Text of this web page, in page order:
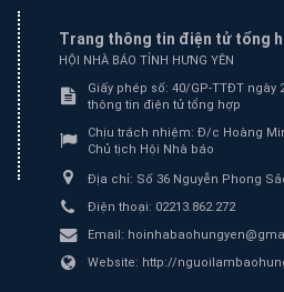
Trang thông tin điện tử tổng
HỘI NHÀ BÁO TỈNH HƯNG YÊN
Giấy phép số: 40/GP-TTĐT
thông tin điện tử tổng hợp
Chịu trách nhiệm: Đ/c Hoàng
Chủ tịch Hội Nhà báo
Địa chỉ: Số 36 Nguyễn Phong
Điện thoại: 02213.862.272
Email:
Website: http://